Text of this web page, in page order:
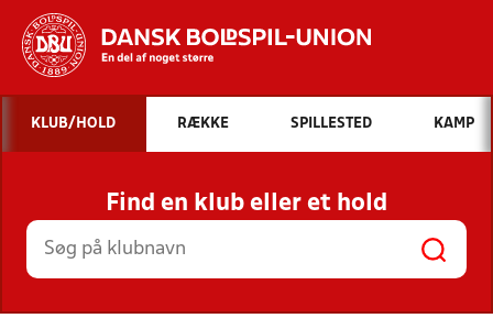
Hvad vil du søge efter?
INDHOLD OG NYHEDER
STILLINGER, RESULTATER, KLUBBER OG
HOLD
KLUB/HOLD RÆKKE SPILLESTED KAMP
Find en klub eller et hold